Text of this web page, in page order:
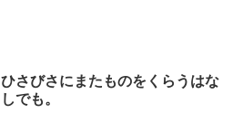
ひさびさにまたものをくらうはな
しでも。